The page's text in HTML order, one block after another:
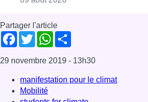
Partager l'article
Facebook
TwitterWhatsApp
29 novembre 2019 - 13h30
manifestation pour le climat
Mobilité